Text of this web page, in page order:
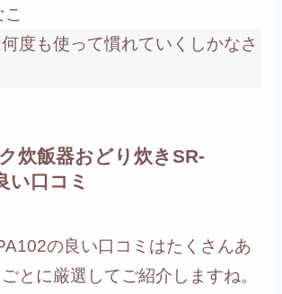
度も使って慣れていくしかなさ
炊飯器おどり炊きSR-
い口コミ
の良い口コミはたくさんあ
とに厳選してご紹介しますね。